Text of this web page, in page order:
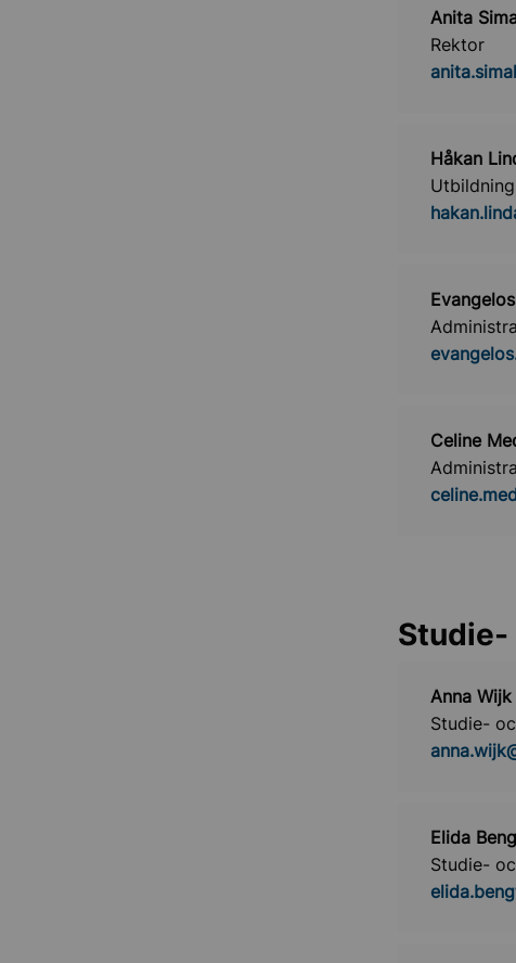
Anita
Rektor
Håkan
Celine
Studie-
Anna Wijk
Studie-
Elida
Studie-